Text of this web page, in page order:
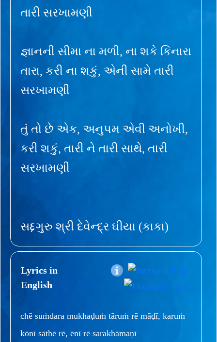
તારી સરખામણી
જ્ઞાનની સીમા ના મળી, ના શકે કિનારા
તારા, કરી ના શકું, એની સામે તારી
સરખામણી
તું તો છે એક, અનુપમ એવી અનોખી,
કરી શકું, તારી ને તારી સાથે, તારી
સરખામણી
સદ્દગુરુ શ્રી દેવેન્દ્ર ઘીયા (કાકા)
Lyrics in
English
chē suṁdara mukhaḍuṁ tāruṁ rē māḍī, karuṁ
kōnī sāthē rē, ēnī rē sarakhāmaṇī